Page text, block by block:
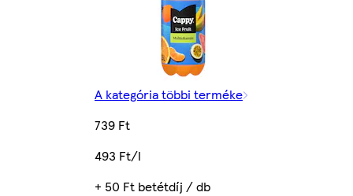
A kategória többi terméke
739 Ft
493 Ft/l
+ 50 Ft betétdíj / db